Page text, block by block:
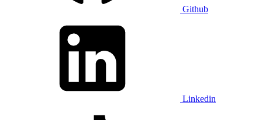
Github
Linkedin